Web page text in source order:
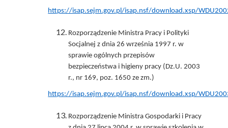
https://isap.sejm.gov.pl/isap.nsf/download.xsp/
Rozporządzenie Ministra Pracy i Polityki
Socjalnej z dnia 26 września 1997 r. w
sprawie ogólnych przepisów
bezpieczeństwa i higieny pracy (Dz.U. 2003
r., nr 169, poz. 1650 ze zm.)
https://isap.sejm.gov.pl/isap.nsf/download.xsp/
Rozporządzenie Ministra Gospodarki i Pracy